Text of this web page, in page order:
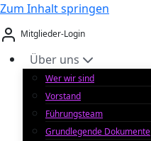
Zum Inhalt springen
Mitglieder-Login
Über uns
Wer wir sind
Vorstand
Führungsteam
Grundlegende Dokumente